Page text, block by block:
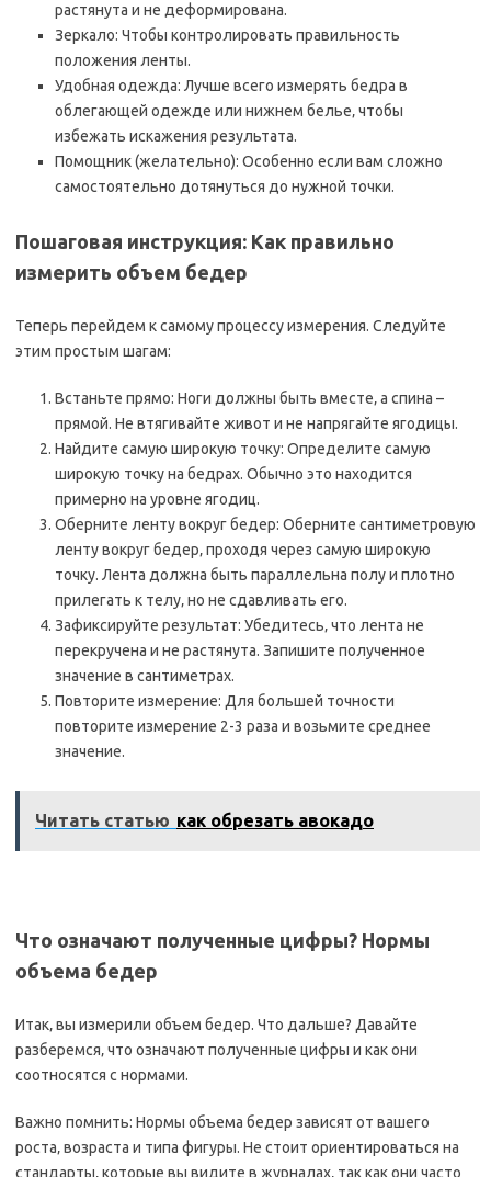
растянута и не деформирована.
Зеркало: Чтобы контролировать правильность
положения ленты.
Удобная одежда: Лучше всего измерять бедра в
облегающей одежде или нижнем белье‚ чтобы
избежать искажения результата.
Помощник (желательно): Особенно если вам сложно
самостоятельно дотянуться до нужной точки.
Пошаговая инструкция: Как правильно
измерить объем бедер
Теперь перейдем к самому процессу измерения. Следуйте
этим простым шагам:
Встаньте прямо: Ноги должны быть вместе‚ а спина –
прямой. Не втягивайте живот и не напрягайте ягодицы.
Найдите самую широкую точку: Определите самую
широкую точку на бедрах. Обычно это находится
примерно на уровне ягодиц.
Оберните ленту вокруг бедер: Оберните сантиметровую
ленту вокруг бедер‚ проходя через самую широкую
точку. Лента должна быть параллельна полу и плотно
прилегать к телу‚ но не сдавливать его.
Зафиксируйте результат: Убедитесь‚ что лента не
перекручена и не растянута. Запишите полученное
значение в сантиметрах.
Повторите измерение: Для большей точности
повторите измерение 2-3 раза и возьмите среднее
значение.
Читать статью как обрезать авокадо
Что означают полученные цифры? Нормы
объема бедер
Итак‚ вы измерили объем бедер. Что дальше? Давайте
разберемся‚ что означают полученные цифры и как они
соотносятся с нормами.
Важно помнить: Нормы объема бедер зависят от вашего
роста‚ возраста и типа фигуры. Не стоит ориентироваться на
стандарты‚ которые вы видите в журналах‚ так как они часто